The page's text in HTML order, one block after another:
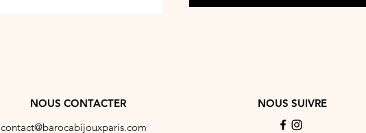
NOUS CONTACTER
contact@barocabijouxparis.com
NOUS SUIVRE